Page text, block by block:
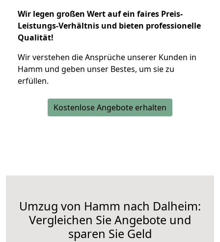
Wir legen großen Wert auf ein faires Preis-
Leistungs-Verhältnis und bieten professionelle
Qualität!
Wir verstehen die Ansprüche unserer Kunden in
Hamm und geben unser Bestes, um sie zu
erfüllen.
Kostenlose Angebote erhalten
Umzug von Hamm nach Dalheim:
Vergleichen Sie Angebote und
sparen Sie Geld